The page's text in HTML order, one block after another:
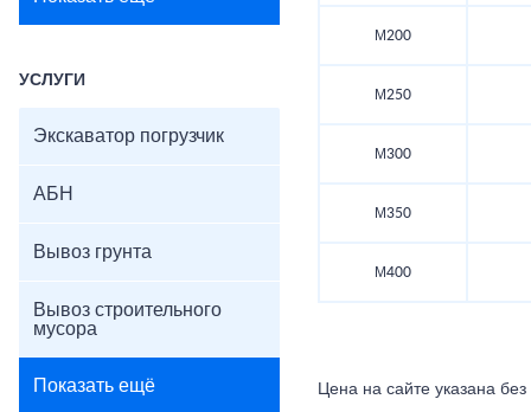
УСЛУГИ
Экскаватор погрузчик
АБН
Вывоз грунта
Вывоз строительного
мусора
Показать ещё
М200
М250
М300
М350
М400
Цена на сайте указана